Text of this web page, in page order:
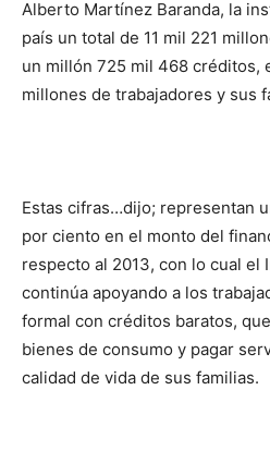
Alberto Martínez Baranda, la
país un total de 11 mil 221
un millón 725 mil 468 créditos,
millones de trabajadores y sus
Estas cifras…dijo; representan
por ciento en el monto del
respecto al 2013, con lo cual el
continúa apoyando a los
formal con créditos baratos,
bienes de consumo y pagar
calidad de vida de sus familias.